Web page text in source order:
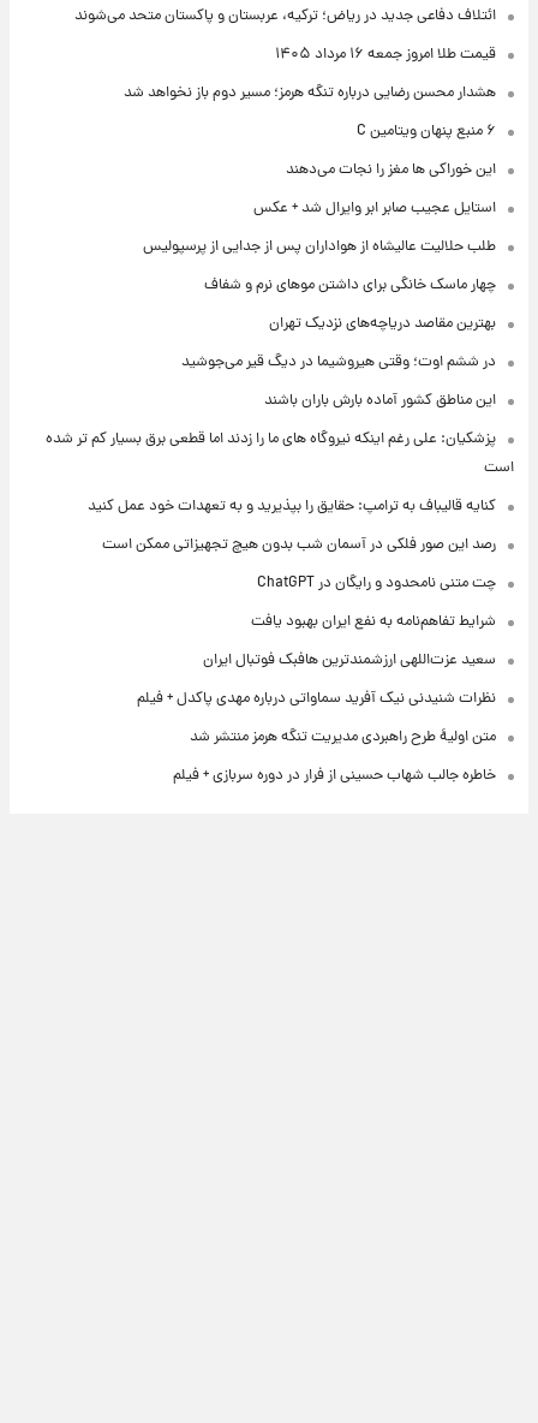
ائتلاف دفاعی جدید در ریاض؛ ترکیه، عربستان و پاکستان متحد می‌شوند
قیمت طلا امروز جمعه ۱۶ مرداد ۱۴۰۵
هشدار محسن رضایی درباره تنگه هرمز؛ مسیر دوم باز نخواهد شد
۶ منبع پنهان ویتامین C
این خوراکی ها مغز را نجات می‌دهند
استایل عجیب صابر ابر وایرال شد + عکس
طلب حلالیت عالیشاه از هواداران پس از جدایی از پرسپولیس
چهار ماسک خانگی برای داشتن موهای نرم و شفاف
بهترین مقاصد دریاچه‌های نزدیک تهران
در ششم اوت؛ وقتی هیروشیما در دیگ قیر می‌جوشید
این مناطق کشور آماده بارش باران باشند
پزشکیان: علی رغم اینکه نیروگاه های ما را زدند اما قطعی برق بسیار کم تر شده
است
کنایه قالیباف به ترامپ: حقایق را بپذیرید و به تعهدات خود عمل کنید
رصد این صور فلکی در آسمان شب بدون هیچ تجهیزاتی ممکن است
چت متنی نامحدود و رایگان در ChatGPT
شرایط تفاهم‌نامه به نفع ایران بهبود یافت
سعید عزت‌اللهی ارزشمندترین هافبک فوتبال ایران
نظرات شنیدنی نیک آفرید سماواتی درباره مهدی پاکدل + فیلم
متن اولیۀ طرح راهبردی مدیریت تنگه هرمز منتشر شد
خاطره جالب شهاب حسینی از فرار در دوره سربازی + فیلم